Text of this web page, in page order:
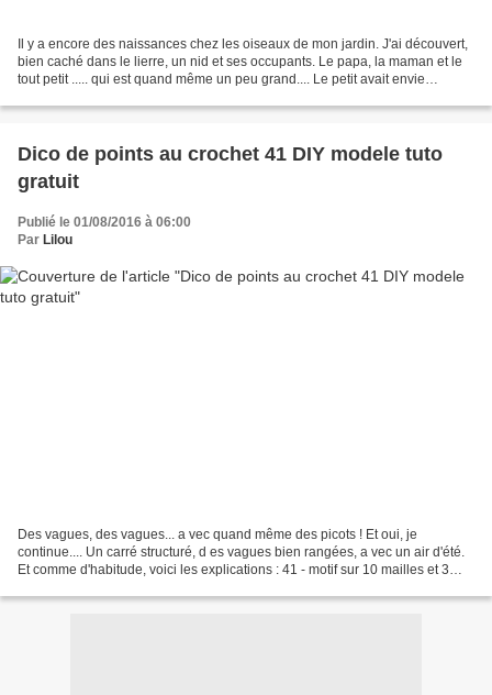
Il y a encore des naissances chez les oiseaux de mon jardin. J'ai découvert,
bien caché dans le lierre, un nid et ses occupants. Le papa, la maman et le
tout petit ..... qui est quand même un peu grand.... Le petit avait envie
Dico de points au crochet 41 DIY modele tuto
gratuit
Publié le 01/08/2016 à 06:00
Par Lilou
Des vagues, des vagues... a vec quand même des picots ! Et oui, je
continue.... Un carré structuré, d es vagues bien rangées, a vec un air d'été.
Et comme d'habitude, voici les explications : 41 - motif sur 10 mailles et 3